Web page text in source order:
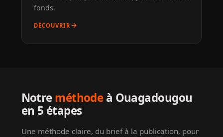
fonds.
DÉCOUVRIRarrow_forward
Notreméthodeà Ouagadougou
en 5 étapes
Une méthode claire, du brief à la publication, pour